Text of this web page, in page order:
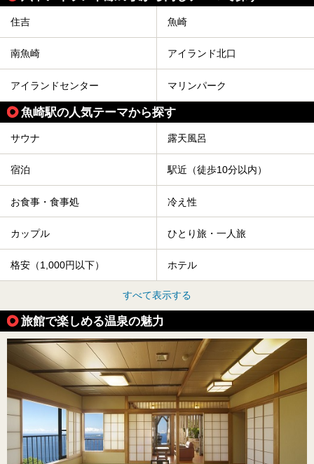
住吉 魚崎
南魚崎 アイランド北口
アイランドセンター マリンパーク
魚崎駅の人気テーマから探す
サウナ 露天風呂
宿泊 駅近（徒歩10分以内）
お食事・食事処 冷え性
カップル ひとり旅・一人旅
格安（1,000円以下） ホテル
すべて表示する
旅館で楽しめる温泉の魅力